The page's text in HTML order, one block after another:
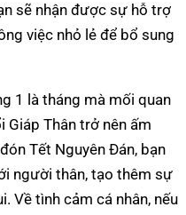
sẽ nhận được sự hỗ trợ
việc nhỏ lẻ để bổ sung
1 là tháng mà mối quan
Giáp Thân trở nên ấm
Tết Nguyên Đán, bạn
người thân, tạo thêm sự
Về tình cảm cá nhân, nếu